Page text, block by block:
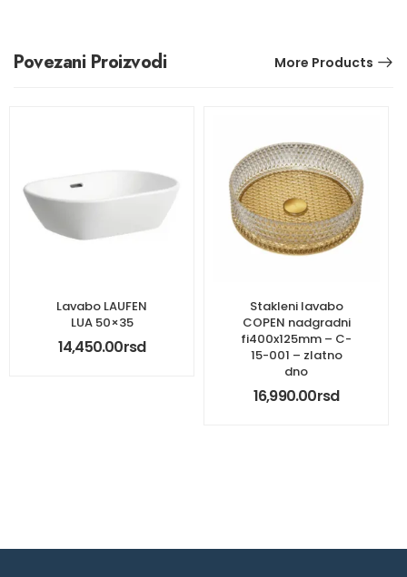
Povezani Proizvodi More Products
Lavabo LAUFEN
LUA 50×35
14,450.00rsd
Stakleni lavabo
COPEN nadgradni
fi400x125mm – C-
15-001 – zlatno
dno
16,990.00rsd